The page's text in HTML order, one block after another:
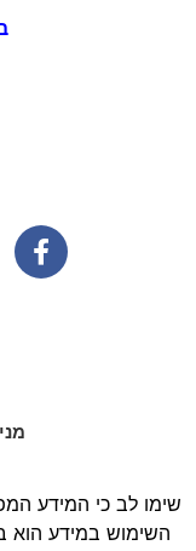
שימו לב כי המידע
השימוש במידע הוא